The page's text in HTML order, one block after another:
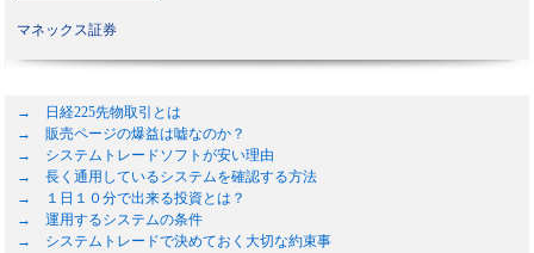
マネックス証券
→ 日経225先物取引とは
→ 販売ページの爆益は嘘なのか？
→ システムトレードソフトが安い理由
→ 長く通用しているシステムを確認する方法
→ １日１０分で出来る投資とは？
→ 運用するシステムの条件
→ システムトレードで決めておく大切な約束事